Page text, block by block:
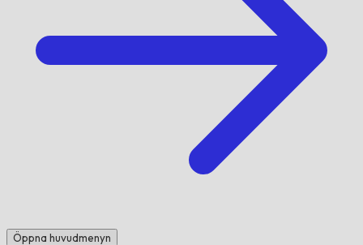
Öppna huvudmenyn